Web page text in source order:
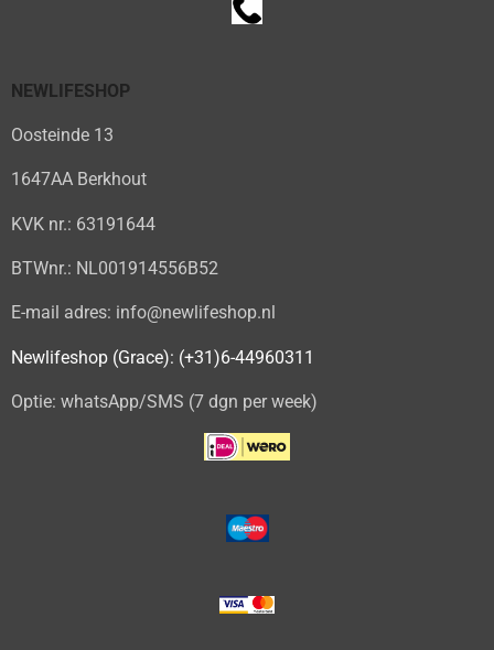
NEWLIFESHOP
Oosteinde 13
1647AA Berkhout
KVK nr.: 63191644
BTWnr.: NL001914556B52
E-mail adres: info@newlifeshop.nl
Newlifeshop (Grace): (+31)6-44960311
Optie: whatsApp/SMS (7 dgn per week)